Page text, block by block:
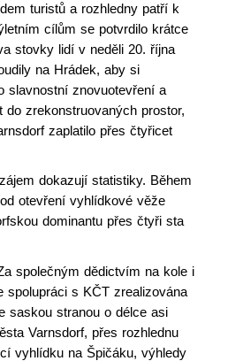
turistů a rozhledny patří k
cílům se potvrdilo krátce
stovky lidí v neděli 20. října
na Hrádek, aby si
slavnostní znovuotevření a
do zrekonstruovaných prostor,
zaplatilo přes čtyřicet
dokazují statistiky. Během
otevření vyhlídkové věže
dominantu přes čtyři sta
společným dědictvím na kole i
spolupráci s KČT zrealizována
saskou stranou o délce asi
Varnsdorf, přes rozhlednu
vyhlídku na Špičáku, výhledy